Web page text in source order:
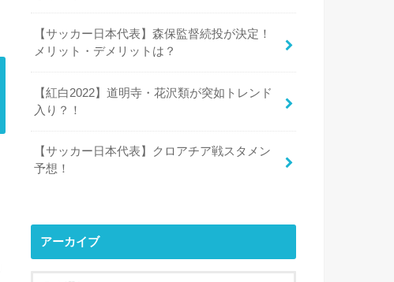
【サッカー日本代表】森保監督続投が決定！
メリット・デメリットは？
【紅白2022】道明寺・花沢類が突如トレンド
入り？！
【サッカー日本代表】クロアチア戦スタメン
予想！
アーカイブ